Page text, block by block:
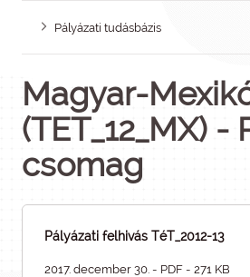
Pályázati tudásbázis
Magyar-
(TET_12_MX) -
csomag
Pályázati felhivás TéT_2012-13
2017. december 30. - PDF - 271 KB